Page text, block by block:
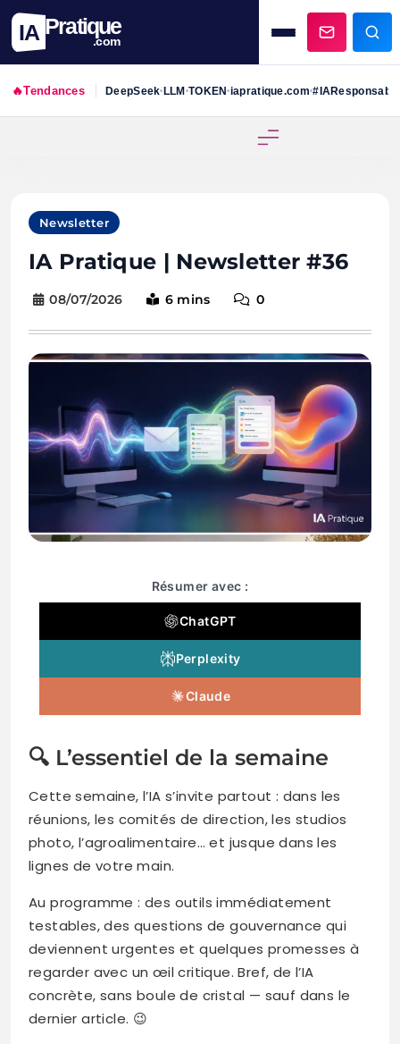
IA Pratique
.com
🔥Tendances DeepSeek•LLM•TOKEN•iapratique.com•#IAResponsable
Newsletter
IA Pratique | Newsletter #36
08/07/2026 6 mins 0
Résumer avec :
ChatGPT
Perplexity
Claude
🔍 L’essentiel de la semaine
Cette semaine, l’IA s’invite partout : dans les
réunions, les comités de direction, les studios
photo, l’agroalimentaire… et jusque dans les
lignes de votre main.
Au programme : des outils immédiatement
testables, des questions de gouvernance qui
deviennent urgentes et quelques promesses à
regarder avec un œil critique. Bref, de l’IA
concrète, sans boule de cristal — sauf dans le
dernier article. 😉